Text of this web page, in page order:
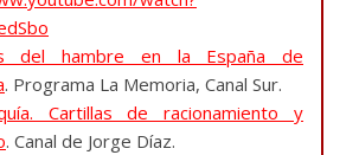
del hambre en la España de
. Programa La Memoria, Canal Sur.
Cartillas de racionamiento y
. Canal de Jorge Díaz.